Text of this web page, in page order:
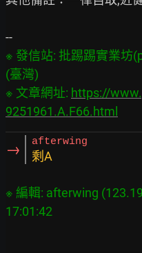
※ 發信站: 批踢踢實業坊
(臺灣)
※ 文章網址: https://
9251961.A.F66.html
→ afterwing
剩A
※ 編輯: afterwing